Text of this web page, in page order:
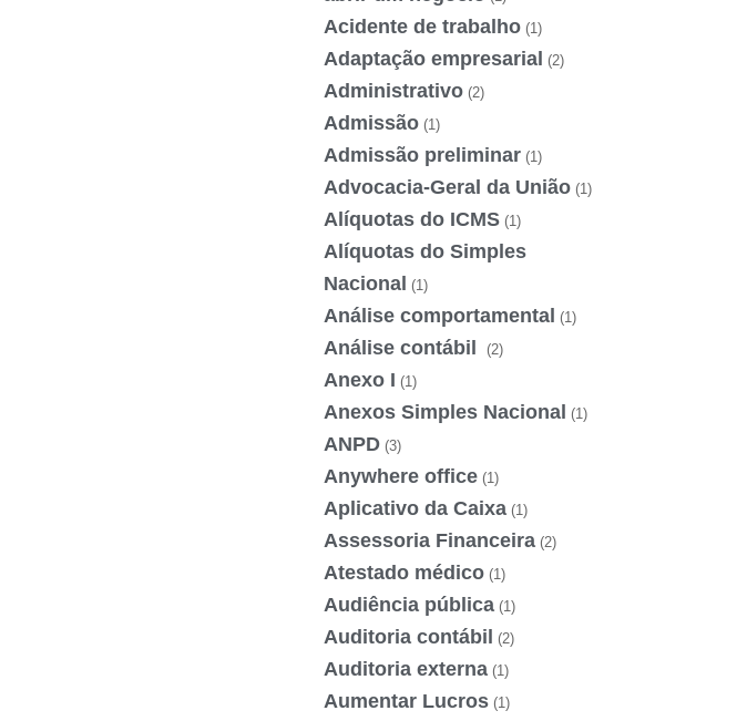
Acidente de trabalho (1)
Adaptação empresarial (2)
Administrativo (2)
Admissão (1)
Admissão preliminar (1)
Advocacia-Geral da União (1)
Alíquotas do ICMS (1)
Alíquotas do Simples
Nacional (1)
Análise comportamental (1)
Análise contábil (2)
Anexo I (1)
Anexos Simples Nacional (1)
ANPD (3)
Anywhere office (1)
Aplicativo da Caixa (1)
Assessoria Financeira (2)
Atestado médico (1)
Audiência pública (1)
Auditoria contábil (2)
Auditoria externa (1)
Aumentar Lucros (1)